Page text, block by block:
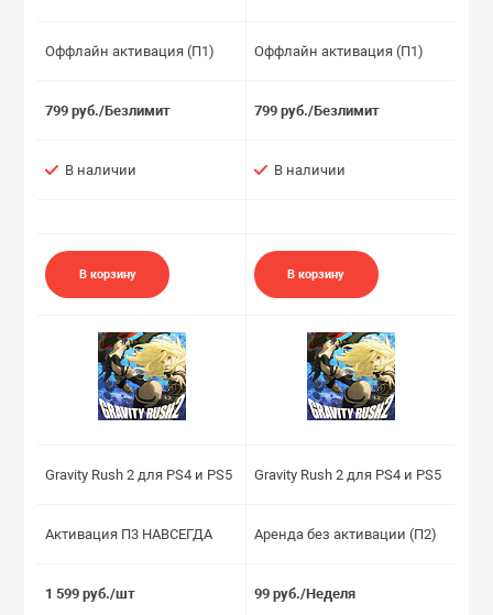
Оффлайн активация (П1)
799 руб./Безлимит
В наличии
В корзину
Оффлайн активация (П1)
799 руб./Безлимит
В наличии
В корзину
Gravity Rush 2 для PS4 и PS5
Активация П3 НАВСЕГДА
1 599 руб./шт
Gravity Rush 2 для PS4 и PS5
Аренда без активации (П2)
99 руб./Неделя